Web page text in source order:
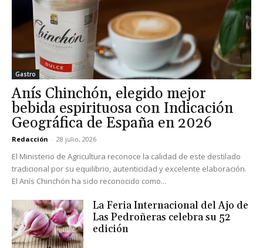
Gastro
Anís Chinchón, elegido mejor
bebida espirituosa con Indicación
Geográfica de España en 2026
Redacción - 28 julio, 2026
El Ministerio de Agricultura reconoce la calidad de este destilado
tradicional por su equilibrio, autenticidad y excelente elaboración.
El Anís Chinchón ha sido reconocido como...
La Feria Internacional del Ajo de
Las Pedroñeras celebra su 52
edición